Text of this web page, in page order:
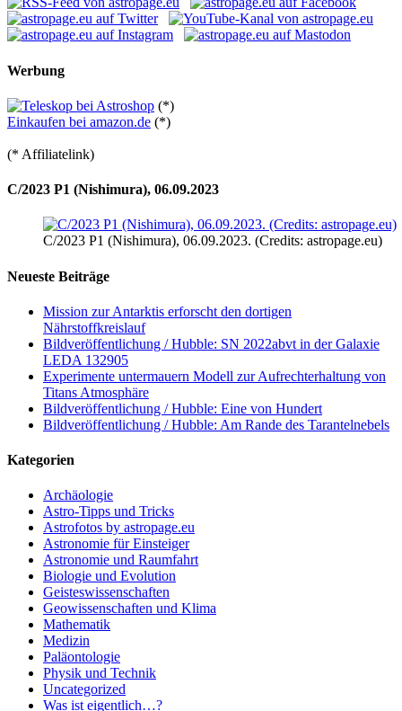
Werbung
(*)
Einkaufen bei amazon.de (*)
(* Affiliatelink)
C/2023 P1 (Nishimura), 06.09.2023
C/2023 P1 (Nishimura), 06.09.2023. (Credits: astropage.eu)
Neueste Beiträge
Mission zur Antarktis erforscht den dortigen
Nährstoffkreislauf
Bildveröffentlichung / Hubble: SN 2022abvt in der Galaxie
LEDA 132905
Experimente untermauern Modell zur Aufrechterhaltung von
Titans Atmosphäre
Bildveröffentlichung / Hubble: Eine von Hundert
Bildveröffentlichung / Hubble: Am Rande des Tarantelnebels
Kategorien
Archäologie
Astro-Tipps und Tricks
Astrofotos by astropage.eu
Astronomie für Einsteiger
Astronomie und Raumfahrt
Biologie und Evolution
Geisteswissenschaften
Geowissenschaften und Klima
Mathematik
Medizin
Paläontologie
Physik und Technik
Uncategorized
Was ist eigentlich…?